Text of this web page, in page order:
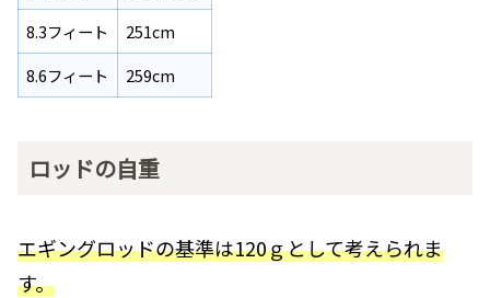
8.3フィート
251cm
8.6フィート
259cm
ロッドの自重
エギングロッドの基準は120ｇとして考えられま
す。